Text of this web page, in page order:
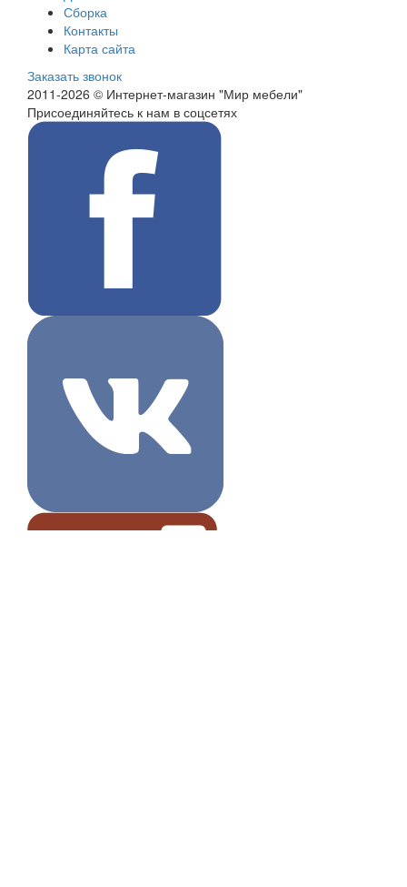
Сборка
Контакты
Карта сайта
Заказать звонок
2011-2026 © Интернет-магазин "Мир мебели"
Присоединяйтесь к нам в соцсетях